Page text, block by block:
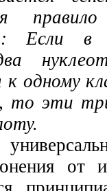
Если в
одному
то эти
от